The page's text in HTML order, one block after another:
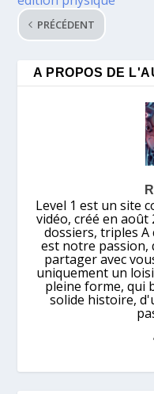
PRÉCÉDENT
A PROPOS DE
Level 1 est un site
vidéo, créé en août
dossiers, triples A
est notre passion,
partager avec
uniquement un
pleine forme, qui
solide histoire,